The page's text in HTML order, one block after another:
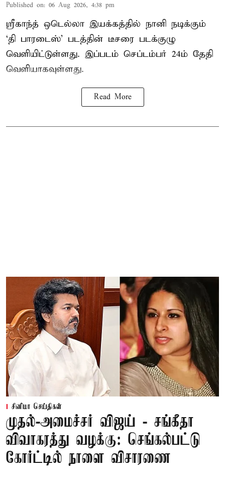
Published on: 06 Aug 2026, 4:38 pm
ஸ்ரீகாந்த் ஒடெல்லா இயக்கத்தில் நானி நடிக்கும்
‘தி பாரடைஸ்’ படத்தின் டீசரை படக்குழு
வெளியிட்டுள்ளது. இப்படம் செப்டம்பர் 24ம் தேதி
வெளியாகவுள்ளது.
Read More
சினிமா செய்திகள்
முதல்-அமைச்சர் விஜய் - சங்கீதா
விவாகரத்து வழக்கு: செங்கல்பட்டு
கோர்ட்டில் நாளை விசாரணை